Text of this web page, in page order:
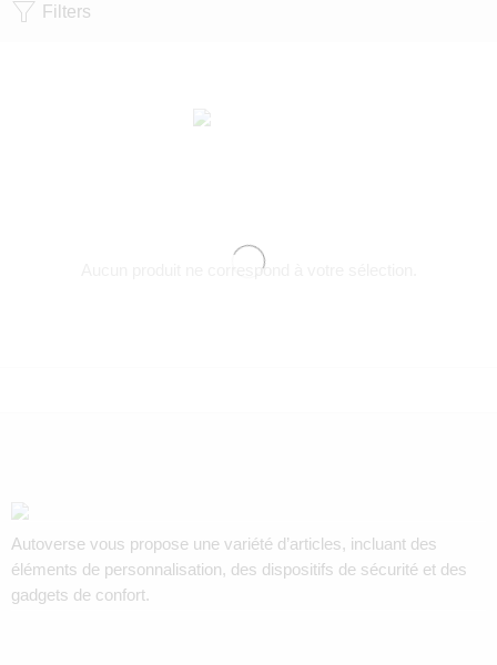
Filters
Aucun produit ne correspond à votre sélection.
Autoverse vous propose une variété d’articles, incluant des
éléments de personnalisation, des dispositifs de sécurité et des
gadgets de confort.